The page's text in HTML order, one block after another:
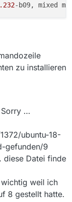
zu installieren
Sorry …
ubuntu-18-
gefunden/9
diese Datei finde
weil ich
8 gestellt hatte.